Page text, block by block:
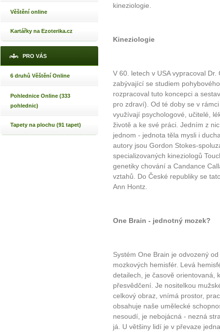
Věštění online
Kartářky na Ezoterika.cz
PRO VÁS
6 druhů Věštění Online
Pohlednice Online (333
pohlednic)
Tapety na plochu (91 tapet)
kineziologie.
Kineziologie
V 60. letech v USA vypracoval
zabývající se studiem
rozpracoval tuto koncepci a
pro zdraví). Od té doby se v
využívají psychologové, učitelé,
životě a ke své práci. Jedním z
jednom - jednota těla mysli i
autory jsou Gordon Stokes-
specializovaných kineziologů
genetiky chování a Candance
vztahů. Do České republiky se
Ann Hontz.
One Brain - jednotný mozek?
Systém One Brain je odvozený
mozkových hemisfér. Levá
detailech, je časově orientovaná,
přesvědčení. Je nositelkou
celkový obraz, vnímá prostor,
obsahuje naše umělecké
nesoudí, je nebojácná - nezná
já. U většiny lidí je v převaze